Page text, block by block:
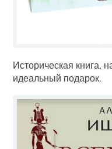
Историческая книга,
идеальный подарок.